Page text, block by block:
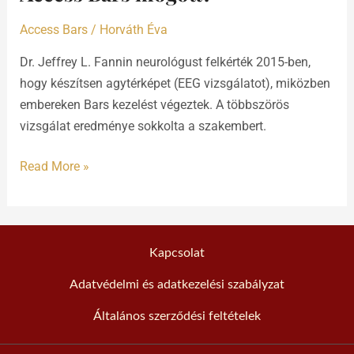
Access Bars/ Horváth Éva
Dr. Jeffrey L. Fannin neurológust felkérték 2015-ben,
hogy készítsen agytérképet (EEG vizsgálatot), miközben
embereken Bars kezelést végeztek. A többszörös
vizsgálat eredménye sokkolta a szakembert.
Bars
Read More »
Kapcsolat
Adatvédelmi és adatkezelési szabályzat
Általános szerződési feltételek